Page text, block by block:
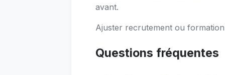
avant.
Ajuster recrutement ou
Questions fréquentes